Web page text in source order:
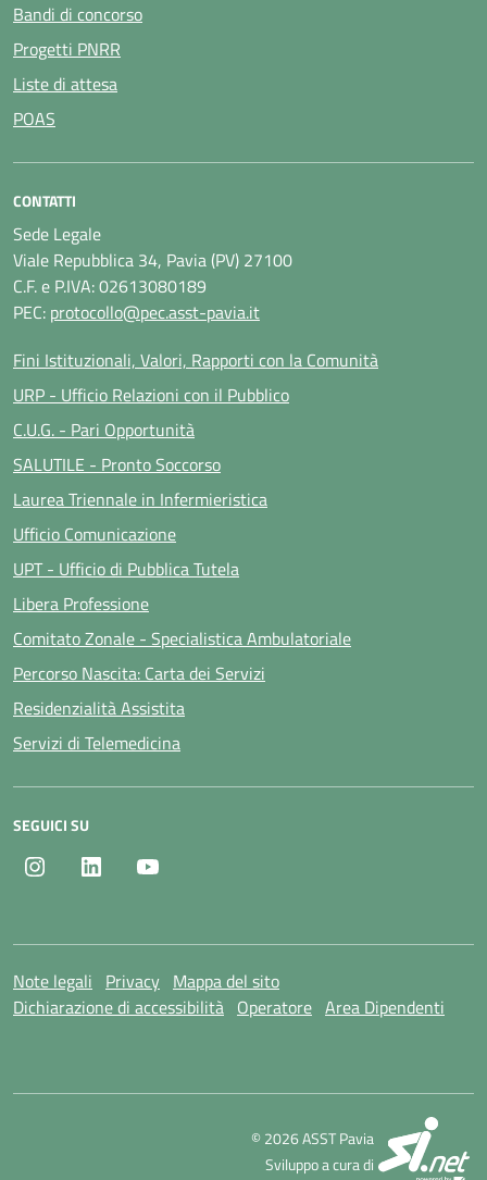
Bandi di concorso
Progetti PNRR
Liste di attesa
POAS
CONTATTI
Sede Legale
Viale Repubblica 34, Pavia (PV) 27100
C.F. e P.IVA: 02613080189
PEC: protocollo@pec.asst-pavia.it
Fini Istituzionali, Valori, Rapporti con la Comunità
URP - Ufficio Relazioni con il Pubblico
C.U.G. - Pari Opportunità
SALUTILE - Pronto Soccorso
Laurea Triennale in Infermieristica
Ufficio Comunicazione
UPT - Ufficio di Pubblica Tutela
Libera Professione
Comitato Zonale - Specialistica Ambulatoriale
Percorso Nascita: Carta dei Servizi
Residenzialità Assistita
Servizi di Telemedicina
SEGUICI SU
Instagram LinkedIn
Note legali Privacy Mappa del sito
Dichiarazione di accessibilità Operatore Area Dipendenti
© 2026 ASST Pavia
Sviluppo a cura di